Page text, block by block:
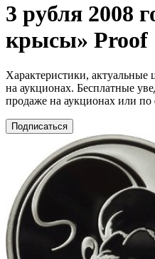
3 рубля 2008
крысы» Proof
Характеристики,
на аукционах. Бесплатные
продаже на аукционах или
Подписаться